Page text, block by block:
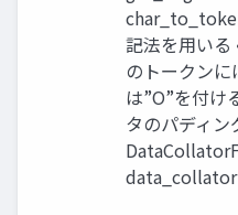
記法を用いる
のトークン
は”O”を付け
タのパディ
data_collator